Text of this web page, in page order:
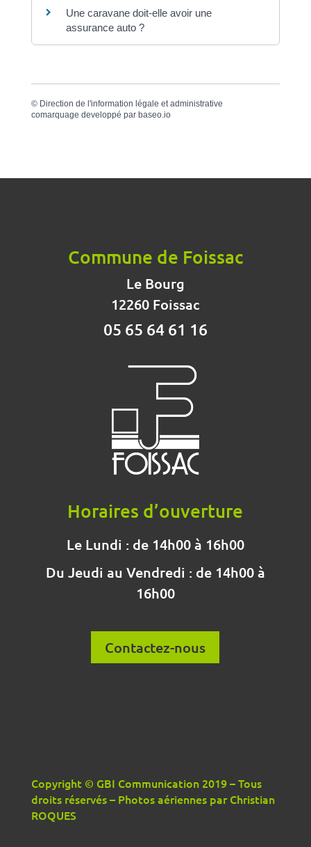
Une caravane doit-elle avoir une
assurance auto ?
© Direction de l'information légale et administrative
comarquage developpé par baseo.io
Commune de Foissac
Le Bourg
12260 Foissac
05 65 64 61 16
Horaires d’ouverture
Le Lundi : de 14h00 à 16h00
Du Jeudi au Vendredi : de 14h00 à
16h00
Contactez-nous
Copyright © GBI Communication 2019 – Tous
droits réservés – Photos aériennes par Christian
ROQUES